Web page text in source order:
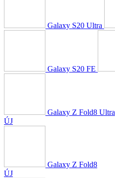
Galaxy S20 Ultra
Galaxy S20 FE
Galaxy Z Fold8 Ultra
ÚJ
Galaxy Z Fold8
ÚJ